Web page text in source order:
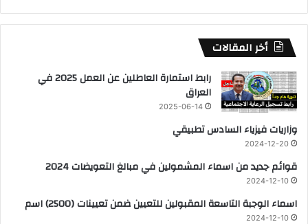
أخر المقالات
رابط استمارة العاطلين عن العمل 2025 في
العراق
2025-06-14
وزاريات فيزياء السادس تطبيقي
2024-12-20
قوائم جديد من اسماء المشمولين في مبالغ التعويضات 2024
2024-12-10
اسماء الوجبة التاسعة المقبولين للتعيين ضمن تعيينات (2500) اسم
2024-12-10